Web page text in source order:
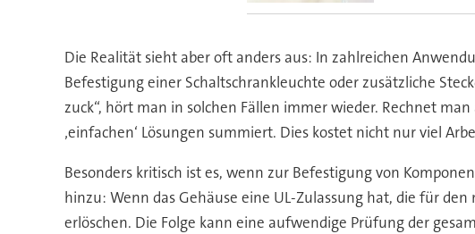
Die Realität sieht aber oft anders aus: In zahlreichen
Befestigung einer Schaltschrankleuchte oder zusätzliche
zuck“, hört man in solchen Fällen immer wieder. Rechnet
‚einfachen‘ Lösungen summiert. Dies kostet nicht nur viel
Besonders kritisch ist es, wenn zur Befestigung von
hinzu: Wenn das Gehäuse eine UL-Zulassung hat, die für
erlöschen. Die Folge kann eine aufwendige Prüfung der